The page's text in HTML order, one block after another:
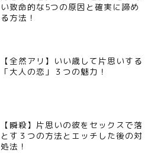
い致命的な5つの原因と確実に諦め
る方法！
【全然アリ】いい歳して片思いする
「大人の恋」３つの魅力！
【瞬殺】片思いの彼をセックスで落
とす３つの方法とエッチした後の対
処法！